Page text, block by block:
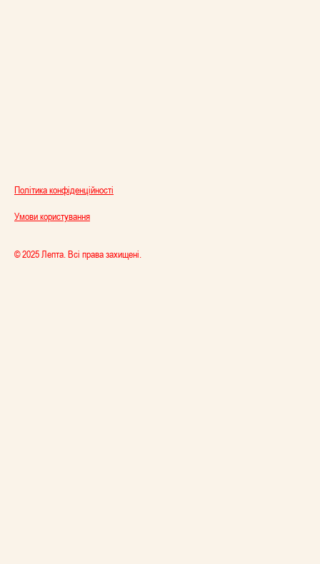
© 2025 Лепта. Всі права захищені.
Політика конфіденційності
Умови користування